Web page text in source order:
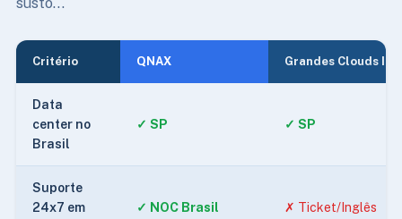
Critério QNAX Grandes Clouds
Data
center no
Brasil
✓ SP ✓ SP
Suporte
24x7 em
✓ NOC Brasil ✗ Ticket/Inglês